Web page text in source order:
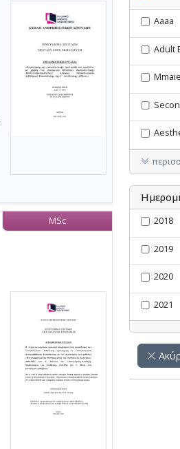
MSc
Aaaa
Adult
2018
2019
2020
2021